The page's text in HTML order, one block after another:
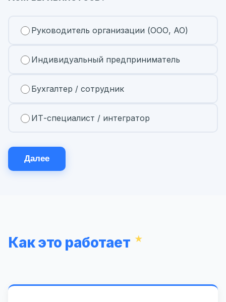
Руководитель организации (ООО, АО)
Индивидуальный предприниматель
Бухгалтер / сотрудник
ИТ-специалист / интегратор
Далее
Как это работает